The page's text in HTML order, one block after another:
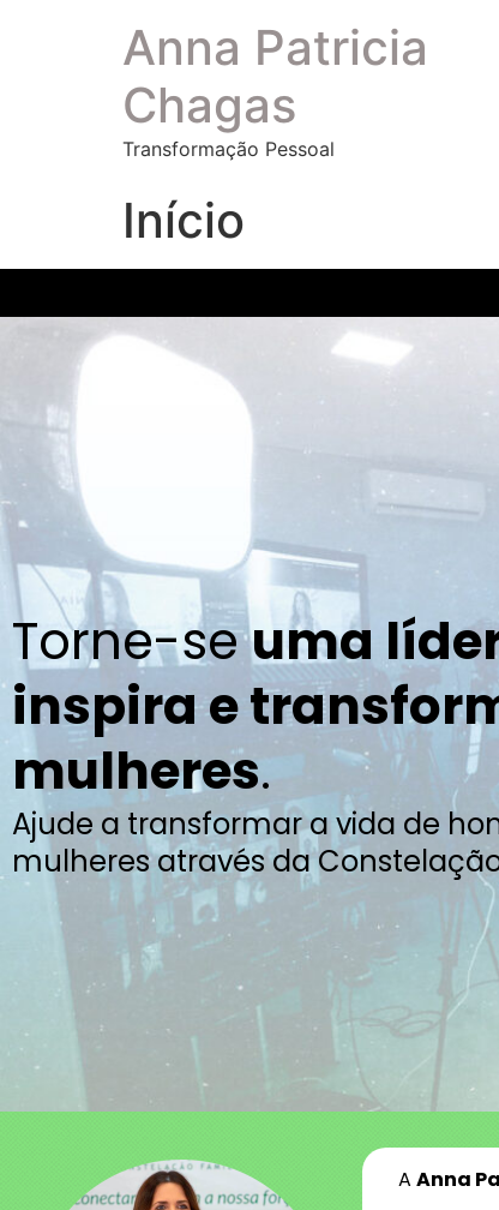
Anna Patricia
Chagas
Transformação Pessoal
Início
Torne-seuma
inspira e
mulheres.
Ajude a transformar a vida de
mulheres através da
A Anna